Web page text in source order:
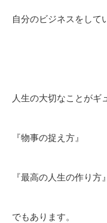
自分のビジネスをして
人生の大切なことがギ
『物事の捉え方』
『最高の人生の作り方』
でもあります。